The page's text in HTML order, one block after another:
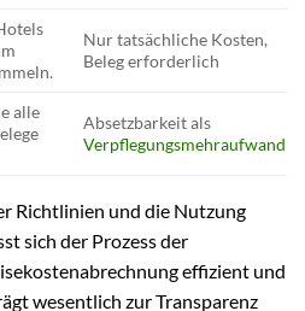
Nur tatsächliche Kosten,
Beleg erforderlich
alle
Absetzbarkeit als
Verpflegungsmehraufwand
Richtlinien und die Nutzung
sich der Prozess der
effizient und
wesentlich zur Transparenz